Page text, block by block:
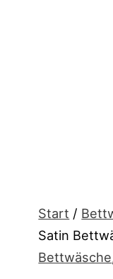
Start /
Satin
Bettwäsche